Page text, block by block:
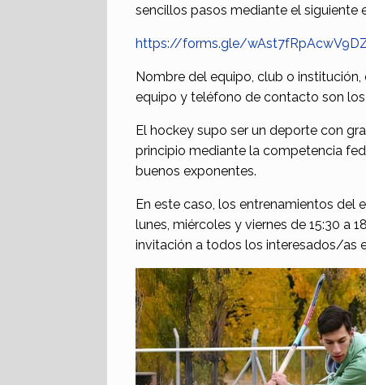
sencillos pasos mediante el siguiente
https://forms.gle/
Nombre del equipo, club o
equipo y teléfono de contacto son
El hockey supo ser un deporte con
principio mediante la competencia
buenos exponentes.
En este caso, los entrenamientos del
lunes, miércoles y viernes de 15:30 a
invitación a todos los interesados/as